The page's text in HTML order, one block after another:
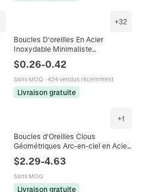
+32
Boucles D'oreilles En Acier
Inoxydable Minimaliste
Géométrique Cœur Lune Étoile
Triangle Punk Hip Hop Bijoux Mode
$0.26-0.42
Sans MOQ · 424 vendus récemment
Livraison gratuite
+1
Boucles d'Oreilles Clous
Géométriques Arc-en-ciel en Acier
Titane pour Hommes Femmes
Mode Hip Hop Streetwear Triangle
Étoile Rond Bijoux en Émail
$2.29-4.63
Sans MOQ
Livraison gratuite